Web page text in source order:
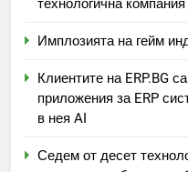
технологична
Имплозията на гейм
Клиентите на ERP.BG
приложения за ERP
в нея AI
Седем от десет